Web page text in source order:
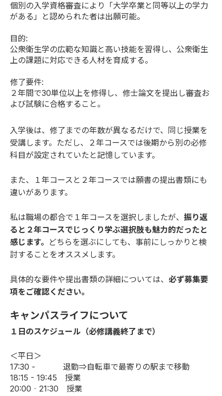
個別の入学資格審査により「大学卒業と同等以上の学力
がある」と認められた者は出願可能。
目的:
公衆衛生学の広範な知識と高い技能を習得し、公衆衛生
上の課題に対応できる人材を育成する。
修了要件:
２年間で30単位以上を修得し、修士論文を提出し審査お
よび試験に合格すること。
入学後は、修了までの年数が異なるだけで、同じ授業を
受講します。ただし、２年コースでは後期から別の必修
科目が設定されていたと記憶しています。
また、１年コースと２年コースでは願書の提出書類にも
違いがあります。
私は職場の都合で１年コースを選択しましたが、 振り返
ると２年コースでじっくり学ぶ選択肢も魅力的だったと
感じます。
どちらを選ぶにしても、事前にしっかりと検
討することをオススメします。
具体的な要件や提出書類の詳細については、 必ず募集要
項をご確認ください。
キャンパスライフについて
１日のスケジュール（必修講義終了まで）
＜平日＞
17:30 - 退勤⇒自転車で最寄りの駅まで移動
18:15 - 19:45 授業
20:00‐21:30 授業